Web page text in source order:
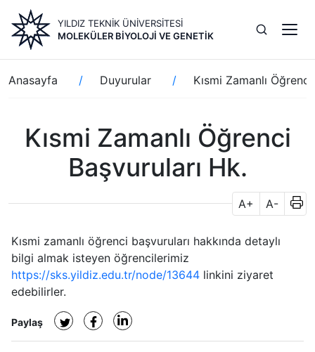
içeriğe
atla
YILDIZ TEKNİK ÜNİVERSİTESİ
MOLEKÜLER BIYOLOJI VE GENETIK
Sayfa
yolu
Anasayfa Duyurular Kısmi Zamanlı
Kısmi Zamanlı Öğrenci
Başvuruları Hk.
A+ A-
Kısmi zamanlı öğrenci başvuruları hakkında detaylı
bilgi almak isteyen öğrencilerimiz
https://sks.yildiz.edu.tr/node/13644 linkini ziyaret
edebilirler.
Paylaş